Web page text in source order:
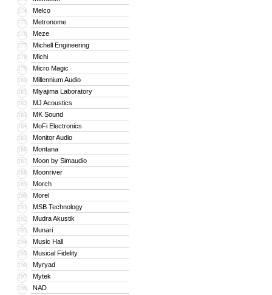
174 Melco
175 Metronome
176 Meze
177 Michell Engineering
178 Michi
179 Micro Magic
180 Millennium Audio
181 Miyajima Laboratory
182 MJ Acoustics
183 MK Sound
184 MoFi Electronics
185 Monitor Audio
186 Montana
187 Moon by Simaudio
188 Moonriver
189 Morch
190 Morel
191 MSB Technology
192 Mudra Akustik
193 Munari
194 Music Hall
195 Musical Fidelity
196 Myryad
197 Mytek
198 NAD